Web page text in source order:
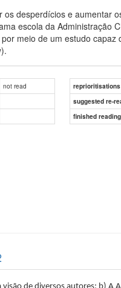
os desperdícios e aumentar
escola da Administração
meio de um estudo
not read
reprioritisations
suggested re-
finished